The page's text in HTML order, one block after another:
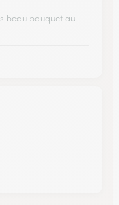
beau bouquet au